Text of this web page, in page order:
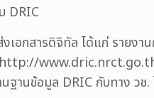
DRIC
อกสารดิจิทัล ได้แก่ รายง
http://
านข้อมูล DRIC กับทาง วช.